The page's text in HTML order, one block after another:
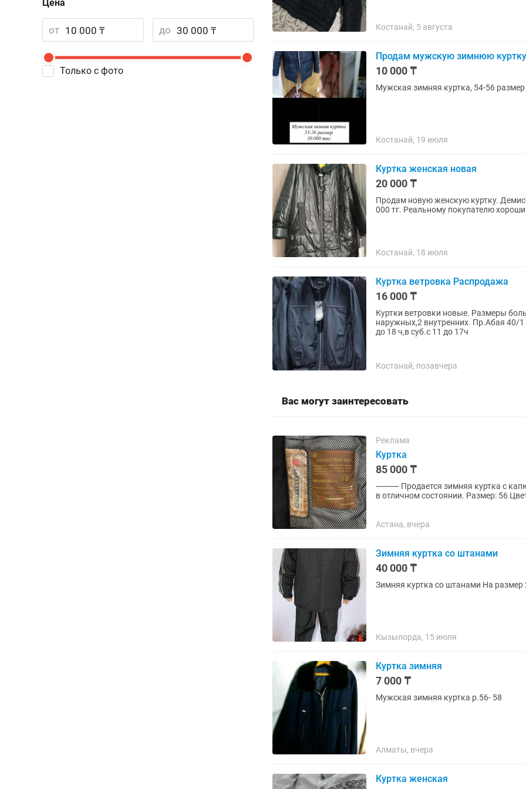
Цена
от до
Только с фото
Костанай, 5 августа
Продам мужскую зимнюю куртку
10 000 ₸
Мужская зимняя куртка, 54-56 размер
Костанай, 19 июля
Куртка женская новая
20 000 ₸
Продам новую женскую куртку.
000 тг. Реальному покупателю
Костанай, 18 июля
Куртка ветровка Распродажа
16 000 ₸
Куртки ветровки новые. Размеры
наружных,2 внутренних. Пр.Абая 40/1
до 18 ч,в суб.с 11 до 17ч
Костанай, позавчера
Вас могут заинтересовать
Реклама
Куртка
85 000 ₸
⸻ Продается зимняя куртка с капюшоном (размер 56) Теплая зимняя куртка черного цвета
в отличном состоянии. Размер: 56
Астана, вчера
Зимняя куртка со штанами
40 000 ₸
Зимняя куртка со штанами На размер
Кызылорда, 15 июля
Куртка зимняя
7 000 ₸
Мужская зимняя куртка р.56- 58
Алматы, вчера
Куртка женская